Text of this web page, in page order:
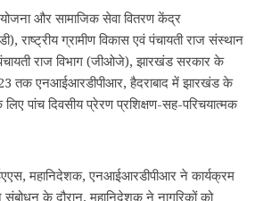
और सामाजिक सेवा वितरण केंद्र
राष्ट्रीय ग्रामीण विकास एवं पंचायती राज संस्थान
राज विभाग (जीओजे), झारखंड सरकार के
तक एनआईआरडीपीआर, हैदराबाद में झारखंड के
लिए पांच दिवसीय प्रेरण प्रशिक्षण-सह-परिचयात्‍मक
महानिदेशक, एनआईआरडीपीआर ने कार्यक्रम
के दौरान, महानिदेशक ने नागरिकों को